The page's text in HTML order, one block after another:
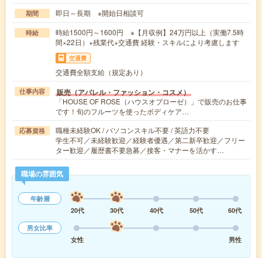
期間 即日～長期 ※開始日相談可
時給
時給1500円～1600円 ※【月収例】24万円以上（実働7.5時
間×22日）+残業代+交通費 経験・スキルにより考慮します
交通費
交通費全額支給（規定あり）
仕事内容 販売（アパレル・ファッション・コスメ）
「HOUSE OF ROSE（ハウスオブローゼ）」で販売のお仕事
です！旬のフルーツを使ったボディケア…
応募資格
職種未経験OK / パソコンスキル不要 / 英語力不要
学生不可／未経験歓迎／経験者優遇／第二新卒歓迎／フリー
ター歓迎／履歴書不要急募／接客・マナーを活かす…
職場の雰囲気
年齢層
20代
30代 40代 50代
60代
男女比率
女性
男性